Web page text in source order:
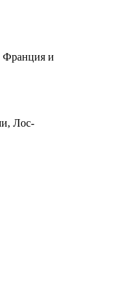
Франция и
Лос-